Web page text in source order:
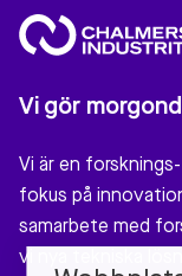
Vi gör
Vi är en
fokus på
samarbete med
vi nya tekniska